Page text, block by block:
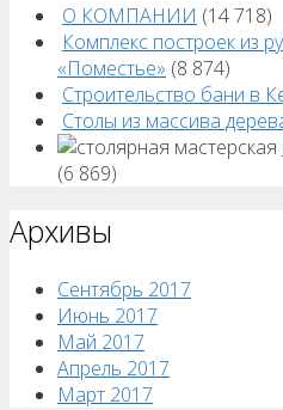
О КОМПАНИИ (14 718)
Комплекс построек из
«Поместье» (8 874)
Строительство бани в
Столы из массива
(6 869)
Архивы
Сентябрь 2017
Июнь 2017
Май 2017
Апрель 2017
Март 2017